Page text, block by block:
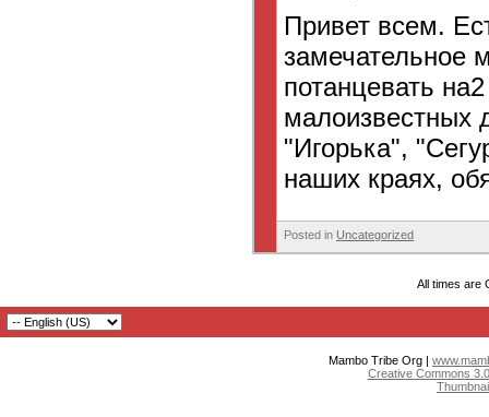
Привет всем.
замечательное
потанцевать
малоизвестных
"Игорька",
наших краях,
Posted in Uncategorized
All times are
Mambo Tribe Org |
Creative Commons